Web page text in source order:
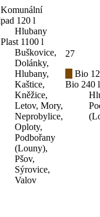
Komunální
120 l
Hlubany
Plast 1100 l
Buškovice,
Dolánky,
Hlubany,
Kaštice,
Kněžice,
Letov, Mory,
Neprobylice,
Oploty,
Podbořany
(Louny),
Pšov,
Sýrovice,
Valov
27
Bio
Bio 240 l